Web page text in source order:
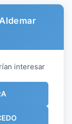
interesar